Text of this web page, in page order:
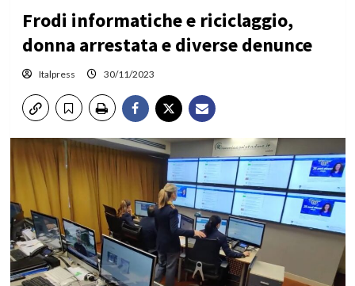
Frodi informatiche e riciclaggio,
donna arrestata e diverse denunce
Italpress 30/11/2023